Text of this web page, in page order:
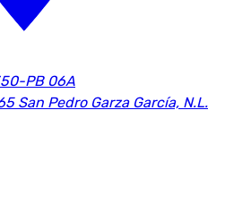
PB 06A
San Pedro Garza García, N.L.